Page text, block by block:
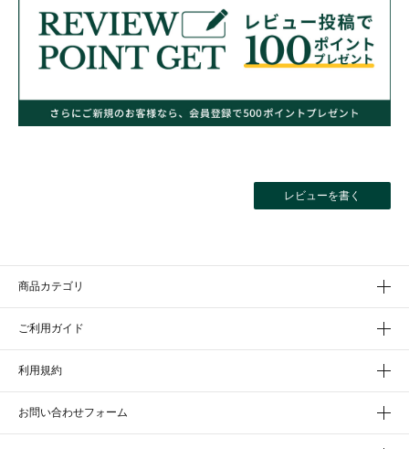
レビューを書く
商品カテゴリ
ご利用ガイド
利用規約
お問い合わせフォーム